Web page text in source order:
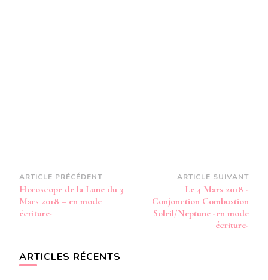
Navigation
d’article
ARTICLE PRÉCÉDENT
Horoscope de la Lune du 3
Mars 2018 – en mode
écriture-
ARTICLE SUIVANT
Le 4 Mars 2018 -
Conjonction Combustion
Soleil/Neptune -en mode
écriture-
ARTICLES RÉCENTS